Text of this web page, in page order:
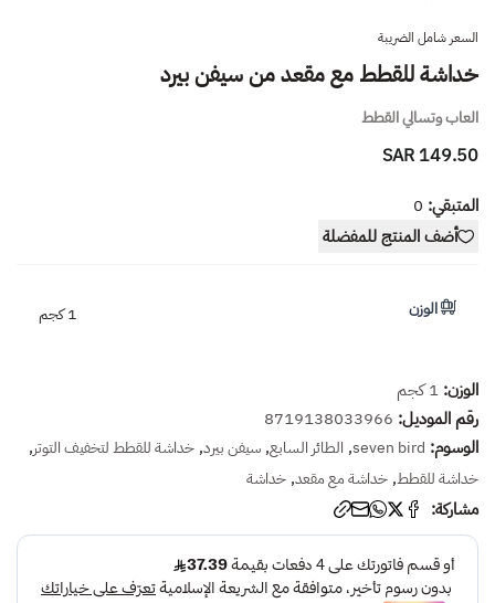
السعر شامل الضريبة
خداشة للقطط مع مقعد من سيفن بيرد
العاب وتسالي القطط
149.50 SAR
المتبقي: 0
أضف المنتج للمفضلة
الوزن 1 كجم
الوزن: 1 كجم
رقم الموديل: 8719138033966
الوسوم: seven bird
, الطائر السابع, سيفن بيرد, خداشة للقطط لتخفيف التوتر,
خداشة للقطط, خداشة مع مقعد, خداشة
مشاركة: